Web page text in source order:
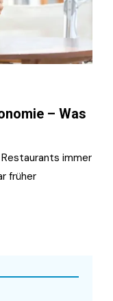
– Was
immer
früher